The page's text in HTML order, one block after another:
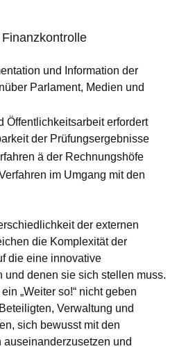
und Information der
Parlament, Medien und
Öffentlichkeitsarbeit erfordert
der Prüfungsergebnisse
ä der Rechnungshöfe
im Umgang mit den
der externen
die Komplexität der
die eine innovative
und denen sie sich stellen muss.
„Weiter so!“ nicht geben
Verwaltung und
sich bewusst mit den
und